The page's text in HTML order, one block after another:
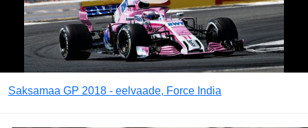
Saksamaa GP 2018 - eelvaade, Force India